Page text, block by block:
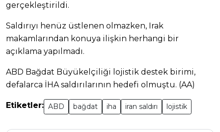
gerçekleştirildi.
Saldırıyı henüz üstlenen olmazken, Irak
makamlarından konuya ilişkin herhangi bir
açıklama yapılmadı.
​​​​​​​ABD Bağdat Büyükelçiliği lojistik destek birimi,
defalarca İHA saldırılarının hedefi olmuştu. (AA)
Etiketler: ABD bağdat iha iran saldırı lojistik